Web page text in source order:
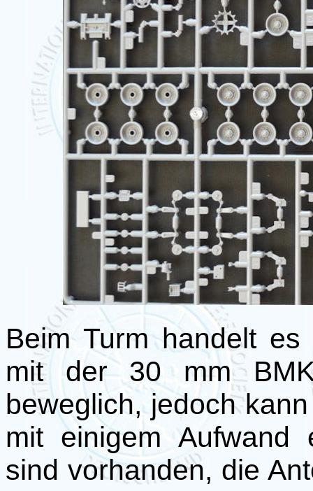
Beim Turm handelt
mit der 30 mm
beweglich, jedoch
mit einigem Aufwand
sind vorhanden, die